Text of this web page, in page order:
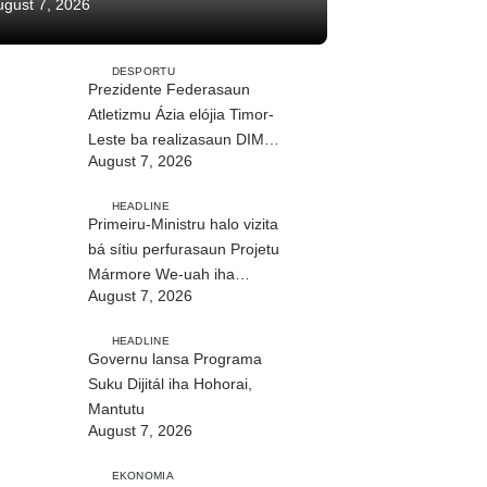
7, 2026
DESPORTU
Prezidente Federasaun
Atletizmu Ázia elójia Timor-
Leste ba realizasaun DIM
2026
August 7, 2026
HEADLINE
Primeiru-Ministru halo vizita
bá sítiu perfurasaun Projetu
Mármore We-uah iha
Ilimanu
August 7, 2026
HEADLINE
Governu lansa Programa
Suku Dijitál iha Hohorai,
Mantutu
August 7, 2026
EKONOMIA